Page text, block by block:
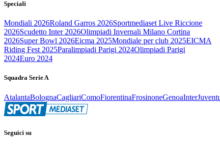
Speciali
Mondiali 2026Roland Garros 2026Sportmediaset Live Riccione
2026Scudetto Inter 2026Olimpiadi Invernali Milano Cortina
2026Super Bowl 2026Eicma 2025Mondiale per club 2025EICMA
Riding Fest 2025Paralimpiadi Parigi 2024Olimpiadi Parigi
2024Euro 2024
Squadra Serie A
AtalantaBolognaCagliariComoFiorentinaFrosinoneGenoaInter
Seguici su